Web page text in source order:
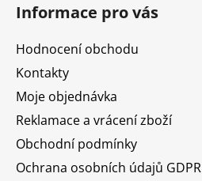
Informace pro vás
Hodnocení obchodu
Kontakty
Moje objednávka
Reklamace a vrácení zboží
Obchodní podmínky
Ochrana osobních údajů GDPR